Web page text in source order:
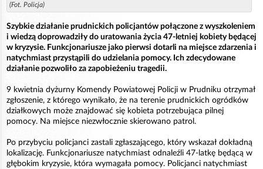
(Fot. Policja)
Szybkie działanie prudnickich policjantów połączone z wyszkoleniem
i wiedzą doprowadziły do uratowania życia 47-letniej kobiety będącej
w kryzysie. Funkcjonariusze jako pierwsi dotarli na miejsce zdarzenia i
natychmiast przystąpili do udzielania pomocy. Ich zdecydowane
działanie pozwoliło za zapobieżeniu tragedii.
9 kwietnia dyżurny Komendy Powiatowej Policji w Prudniku otrzymał
zgłoszenie, z którego wynikało, że na terenie prudnickich ogródków
działkowych może znajdować się kobieta potrzebująca pilnej
pomocy. Na miejsce niezwłocznie skierowano patrol.
Po przybyciu policjanci zastali zgłaszającego, który wskazał dokładną
lokalizację. Funkcjonariusze natychmiast odnaleźli 47-latkę będącą w
głębokim kryzysie, która wymagała pomocy. Policjanci natychmiast